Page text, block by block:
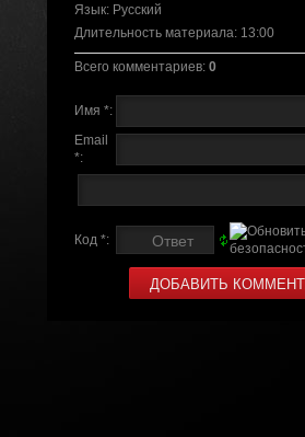
Язык: Русский
Длительность материала: 13:00
Всего комментариев: 0
Имя *:
Email
*:
Код *: